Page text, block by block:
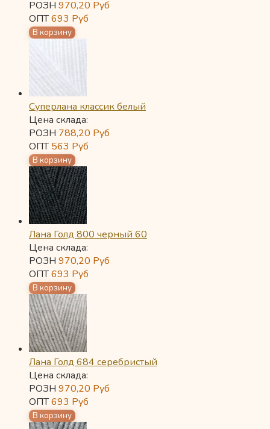
РОЗН 970,20 Руб
ОПТ693 Руб
Суперлана классик белый
Цена склада:
РОЗН 788,20 Руб
ОПТ563 Руб
Лана Голд 800 черный 60
Цена склада:
РОЗН 970,20 Руб
ОПТ693 Руб
Лана Голд 684 серебристый
Цена склада:
РОЗН 970,20 Руб
ОПТ693 Руб